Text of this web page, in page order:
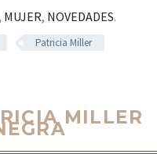
MUJER, NOVEDADES.
Patricia Miller
MILLER